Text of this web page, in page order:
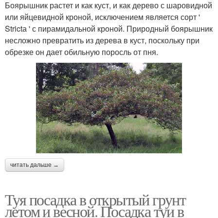
Боярышник растет и как куст, и как дерево с шаровидной
или яйцевидной кроной, исключением является сорт '
Strictа ' с пирамидальной кроной. Природный боярышник
несложно превратить из дерева в куст, поскольку при
обрезке он дает обильную поросль от пня.
читать дальше →
Туя посадка в открытый грунт
летом и весной. Посадка туи в